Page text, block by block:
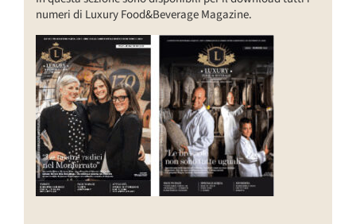
numeri di Luxury Food&Beverage Magazine.